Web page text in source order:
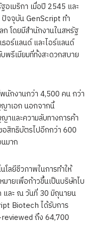
เมริกา เมื่อปี 2545 และ
จจุบัน GenScript ทำ
ก โดยมีสำนักงานในสหรัฐ
อร์แลนด์ และไอร์แลนด์
รีเมียมที่ทั้งสะดวกสบาย
กงานกว่า 4,500 คน กว่า
าเอก นอกจากนี้
และความลับทางการค้า
สิทธิบัตรไปอีกกว่า 600
มาก
ลยีชีวภาพในการทำให้
มายเพื่อก้าวขึ้นเป็นบริษัทไบ
และ ณ วันที่ 30 มิถุนายน
Biotech ได้รับการ
ถึง 64,700